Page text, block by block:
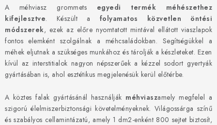
MÉZES KOZMETIKUMOK
MÉZSÖR
MÉZ AJÁNDÉKCSOMAGOK
A MÉHÉSZETI TERMÉKEK KIEGÉSZÍTŐI
A méhviasz grommets egyedi termék méhészethez
kifejlesztve. Készült a folyamatos közvetlen öntési
módszerek, ezek az előre nyomtatott mintával ellátott viaszlapok
fontos elemként szolgálnak a méhcsaládokban. Segítségükkel a
méhek eljutnak a szükséges munkához és tárolják a készleteket. Ezen
kívül az interstitialok nagyon népszerűek a kézzel sodort gyertyák
gyártásában is, ahol esztétikus megjelenésük kerül előtérbe.
A köztes falak gyártásánál használják méhviaszamely megfelel a
szigorú élelmiszerbiztonsági követelményeknek. Világossárga színű
és szabályos cellamintázatú, amely 1 dm2-enként 800 sejtet biztosít,